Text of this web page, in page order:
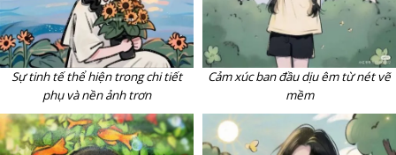
Sự tinh tế thể hiện trong chi tiết
phụ và nền ảnh trơn
Cảm xúc ban đầu dịu êm từ nét vẽ
mềm